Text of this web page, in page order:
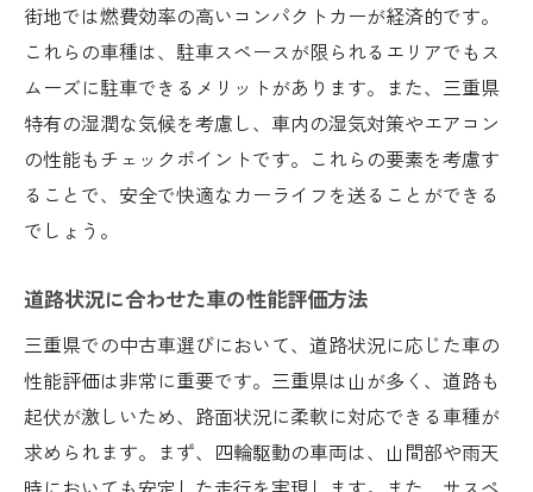
街地では燃費効率の高いコンパクトカーが経済的です。
これらの車種は、駐車スペースが限られるエリアでもス
ムーズに駐車できるメリットがあります。また、三重県
特有の湿潤な気候を考慮し、車内の湿気対策やエアコン
の性能もチェックポイントです。これらの要素を考慮す
ることで、安全で快適なカーライフを送ることができる
でしょう。
道路状況に合わせた車の性能評価方法
三重県での中古車選びにおいて、道路状況に応じた車の
性能評価は非常に重要です。三重県は山が多く、道路も
起伏が激しいため、路面状況に柔軟に対応できる車種が
求められます。まず、四輪駆動の車両は、山間部や雨天